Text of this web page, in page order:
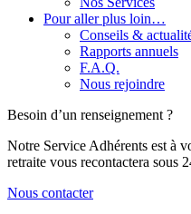
Pour aller plus loin…
Conseils &
Rapports annuels
F.A.Q.
Nous rejoindre
Besoin d’un renseignement ?
Notre Service Adhérents est à
retraite vous recontactera sous
Nous contacter